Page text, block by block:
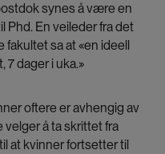
synes å være en
Phd. En veileder fra det
sa at «en ideell
7 dager i uka.»
oftere er avhengig av
å ta skrittet fra
at kvinner fortsetter til